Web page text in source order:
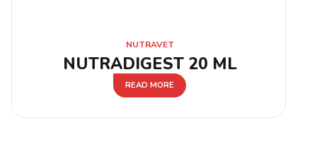
NUTRAVET
NUTRADIGEST 20 ML
READ MORE